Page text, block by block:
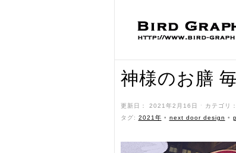
神様のお膳
更新日： 2021年2月16日 ˑ カテゴリ：
タグ: 2021年 • next door design •